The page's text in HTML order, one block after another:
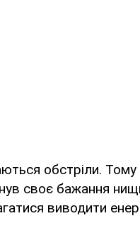
обстріли. Тому
своє бажання
виводити